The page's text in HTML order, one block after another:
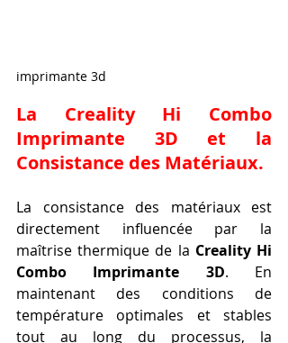
imprimante 3d
La Creality Hi Combo
Imprimante 3D et la
Consistance des Matériaux.
La consistance des matériaux est
directement influencée par la
maîtrise thermique de la Creality Hi
Combo Imprimante 3D. En
maintenant des conditions de
température optimales et stables